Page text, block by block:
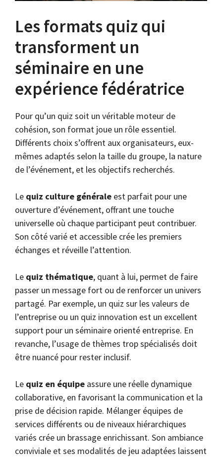
Les formats quiz qui
transforment un
séminaire en une
expérience fédératrice
Pour qu’un quiz soit un véritable moteur de
cohésion, son format joue un rôle essentiel.
Différents choix s’offrent aux organisateurs, eux-
mêmes adaptés selon la taille du groupe, la nature
de l’événement, et les objectifs recherchés.
Le quiz culture générale est parfait pour une
ouverture d’événement, offrant une touche
universelle où chaque participant peut contribuer.
Son côté varié et accessible crée les premiers
échanges et réveille l’attention.
Le quiz thématique, quant à lui, permet de faire
passer un message fort ou de renforcer un univers
partagé. Par exemple, un quiz sur les valeurs de
l’entreprise ou un quiz innovation est un excellent
support pour un séminaire orienté entreprise. En
revanche, l’usage de thèmes trop spécialisés doit
être nuancé pour rester inclusif.
Le quiz en équipe assure une réelle dynamique
collaborative, en favorisant la communication et la
prise de décision rapide. Mélanger équipes de
services différents ou de niveaux hiérarchiques
variés crée un brassage enrichissant. Son ambiance
conviviale et ses modalités de jeu adaptées laissent